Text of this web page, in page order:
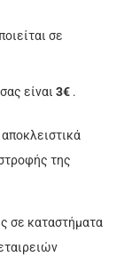
σε
είναι 3€ .
της
σε καταστήματα